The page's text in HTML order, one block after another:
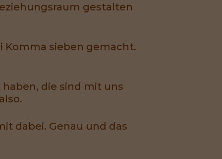
gestalten
Komma sieben gemacht.
die sind mit uns
dabei. Genau und das